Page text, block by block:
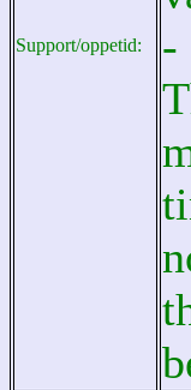
Support/oppetid:
-